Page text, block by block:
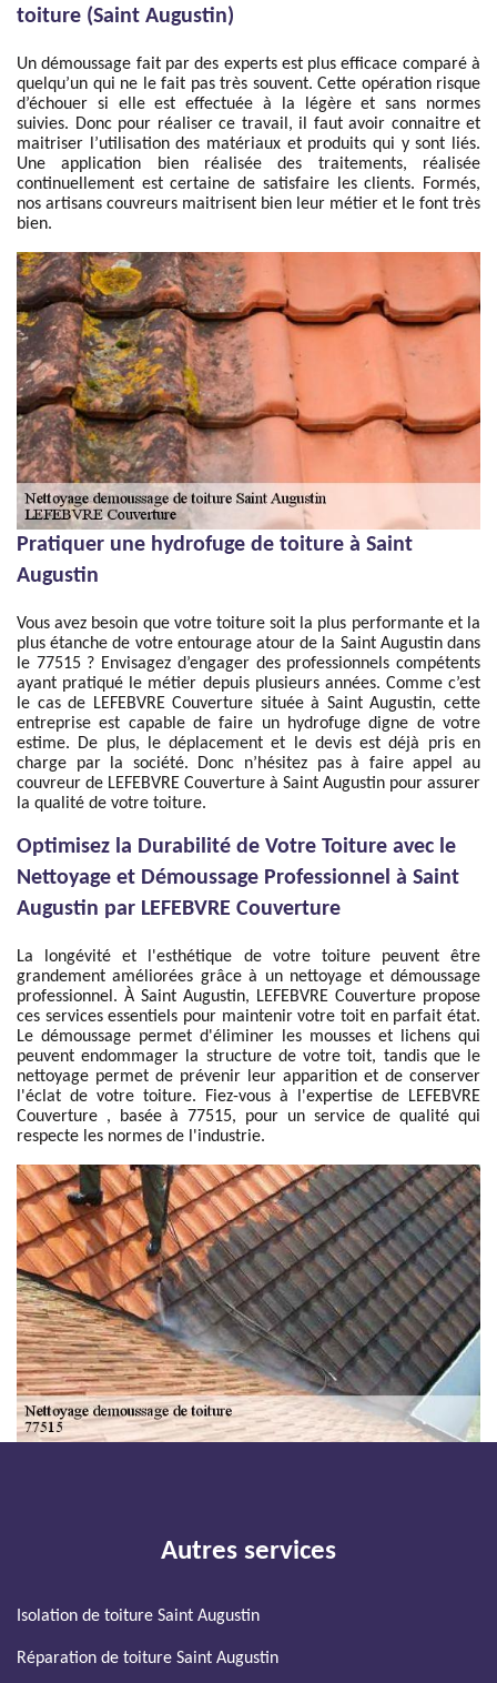
toiture (Saint Augustin)
Un démoussage fait par des experts est plus efficace comparé à
quelqu’un qui ne le fait pas très souvent. Cette opération risque
d’échouer si elle est effectuée à la légère et sans normes
suivies. Donc pour réaliser ce travail, il faut avoir connaitre et
maitriser l’utilisation des matériaux et produits qui y sont liés.
Une application bien réalisée des traitements, réalisée
continuellement est certaine de satisfaire les clients. Formés,
nos artisans couvreurs maitrisent bien leur métier et le font très
bien.
Pratiquer une hydrofuge de toiture à Saint
Augustin
Vous avez besoin que votre toiture soit la plus performante et la
plus étanche de votre entourage atour de la Saint Augustin dans
le 77515 ? Envisagez d’engager des professionnels compétents
ayant pratiqué le métier depuis plusieurs années. Comme c’est
le cas de LEFEBVRE Couverture située à Saint Augustin, cette
entreprise est capable de faire un hydrofuge digne de votre
estime. De plus, le déplacement et le devis est déjà pris en
charge par la société. Donc n’hésitez pas à faire appel au
couvreur de LEFEBVRE Couverture à Saint Augustin pour assurer
la qualité de votre toiture.
Optimisez la Durabilité de Votre Toiture avec le
Nettoyage et Démoussage Professionnel à Saint
Augustin par LEFEBVRE Couverture
La longévité et l'esthétique de votre toiture peuvent être
grandement améliorées grâce à un nettoyage et démoussage
professionnel. À Saint Augustin, LEFEBVRE Couverture propose
ces services essentiels pour maintenir votre toit en parfait état.
Le démoussage permet d'éliminer les mousses et lichens qui
peuvent endommager la structure de votre toit, tandis que le
nettoyage permet de prévenir leur apparition et de conserver
l'éclat de votre toiture. Fiez-vous à l'expertise de LEFEBVRE
Couverture , basée à 77515, pour un service de qualité qui
respecte les normes de l'industrie.
Autres services
Isolation de toiture Saint Augustin
Réparation de toiture Saint Augustin